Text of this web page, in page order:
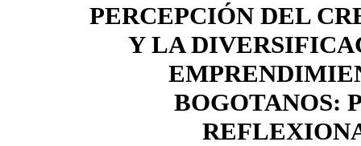
PERCEPCIÓN DEL
Y LA
BOGOTANOS: